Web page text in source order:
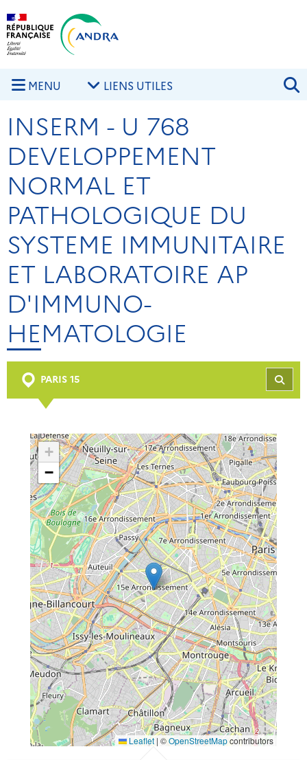
Aller au contenu principal
MENU LIENS UTILES
INSERM - U 768
DEVELOPPEMENT
NORMAL ET
PATHOLOGIQUE DU
SYSTEME IMMUNITAIRE
ET LABORATOIRE AP
D'IMMUNO-
HEMATOLOGIE
PARIS 15
+
−
Leaflet | ©OpenStreetMapcontributors